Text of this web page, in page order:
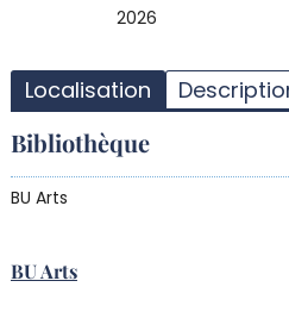
2026
Localisation
Bibliothèque
BU Arts
BU Arts